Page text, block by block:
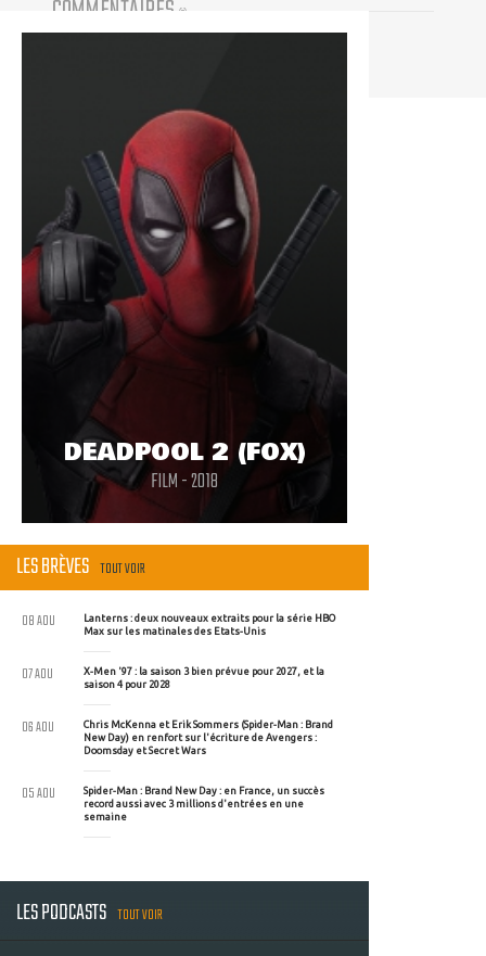
COMMENTAIRES (0)
DEADPOOL 2 (FOX)
FILM - 2018
LES BRÈVES TOUT VOIR
Lanterns : deux nouveaux extraits pour la série HBO
Max sur les matinales des Etats-Unis
08 AOU
X-Men '97 : la saison 3 bien prévue pour 2027, et la
saison 4 pour 2028
07 AOU
Chris McKenna et Erik Sommers (Spider-Man : Brand
New Day) en renfort sur l'écriture de Avengers :
Doomsday et Secret Wars
06 AOU
Spider-Man : Brand New Day : en France, un succès
record aussi avec 3 millions d'entrées en une
semaine
05 AOU
LES PODCASTS TOUT VOIR